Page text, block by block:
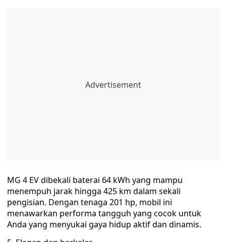
MG 4 EV dibekali baterai 64 kWh yang mampu
menempuh jarak hingga 425 km dalam sekali
pengisian. Dengan tenaga 201 hp, mobil ini
menawarkan performa tangguh yang cocok untuk
Anda yang menyukai gaya hidup aktif dan dinamis.